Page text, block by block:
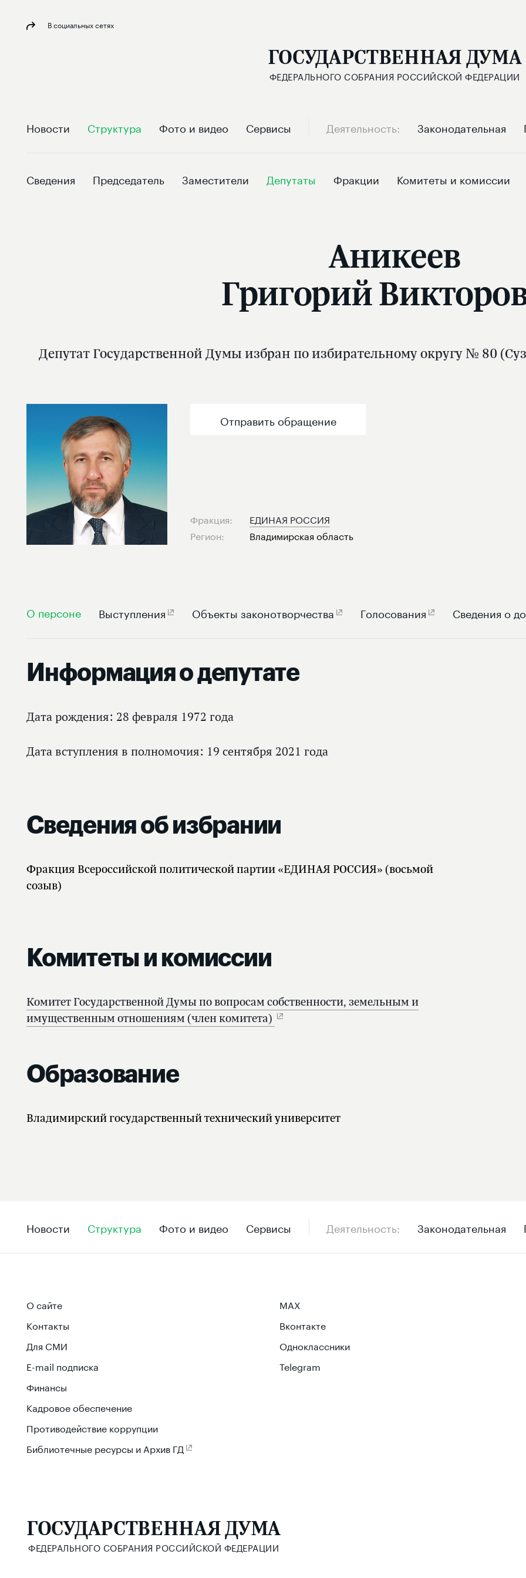
В социальных сетях
ГОСУДАРСТВЕННАЯ ДУМА
ФЕДЕРАЛЬНОГО СОБРАНИЯ РОССИЙСКОЙ ФЕДЕРАЦИИ
Новости Структура Фото и видео Сервисы Деятельность Законодательная
Сведения Председатель Заместители Депутаты Фракции Комитеты и комиссии
Аникеев
Григорий
Депутат Государственной Думы избран по избирательному округу № 80
Отправить обращение
Фракция:
ЕДИНАЯ РОССИЯ
Регион:
Владимирская область
О персоне Выступления Объекты законотворчества Голосования Сведения о
Информация о депутате
Дата рождения: 28 февраля 1972 года
Дата вступления в полномочия: 19 сентября 2021 года
Сведения об избрании
Фракция Всероссийской политической партии «ЕДИНАЯ РОССИЯ» (восьмой
созыв)
Комитеты и комиссии
Комитет Государственной Думы по вопросам собственности, земельным и
имущественным отношениям (член комитета)
Образование
Владимирский государственный технический университет
Новости Структура Фото и видео Сервисы Деятельность Законодательная
О сайте
Контакты
Для СМИ
E-mail подписка
Финансы
Кадровое обеспечение
Противодействие коррупции
Библиотечные ресурсы и Архив ГД
MAX
Вконтакте
Одноклассники
Telegram
ГОСУДАРСТВЕННАЯ ДУМА
ФЕДЕРАЛЬНОГО СОБРАНИЯ РОССИЙСКОЙ ФЕДЕРАЦИИ